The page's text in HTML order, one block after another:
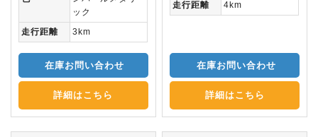
ック
走行距離
3km
在庫お問い合わせ
詳細はこちら
走行距離
4km
在庫お問い合わせ
詳細はこちら